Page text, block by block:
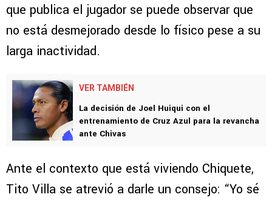
que publica el jugador se puede observar que
no está desmejorado desde lo físico pese a su
larga inactividad.
VER TAMBIÉN
La decisión de Joel Huiqui con el
entrenamiento de Cruz Azul para la revancha
ante Chivas
Ante el contexto que está viviendo Chiquete,
Tito Villa se atrevió a darle un consejo: “Yo sé